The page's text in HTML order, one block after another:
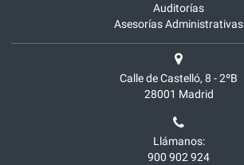
Auditorías
Asesorías Administrativas
Calle de Castelló, 8 - 2ºB
28001 Madrid
Llámanos:
900 902 924